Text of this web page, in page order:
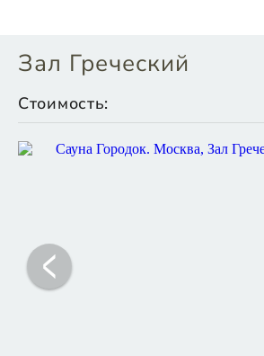
Зал Греческий
Стоимость: